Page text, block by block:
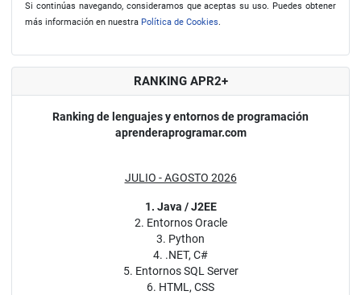
Si continúas navegando, consideramos que aceptas su uso. Puedes obtener
más información en nuestra Política de Cookies.
RANKING APR2+
Ranking de lenguajes y entornos de programación
aprenderaprogramar.com
JULIO - AGOSTO 2026
1. Java / J2EE
2. Entornos Oracle
3. Python
4. .NET, C#
5. Entornos SQL Server
6. HTML, CSS